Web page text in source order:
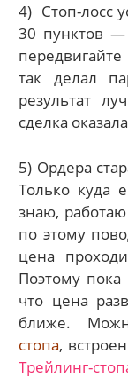
4) Стоп-лосс
30 пунктов —
так делал
результат
сделка
5) Ордера
Только куда
знаю,
по этому
цена
Поэтому
что цена
ближе.
стопа,
Трейлинг-